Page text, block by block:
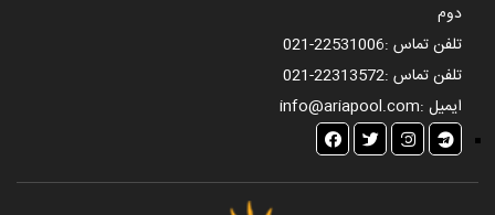
دوم
تلفن تماس :021-22531006
تلفن تماس :021-22313572
ایمیل :info@ariapool.com